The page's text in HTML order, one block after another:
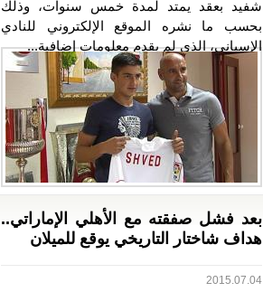
شفيد بعقد يمتد لمدة خمس سنوات، وذلك
بحسب ما نشره الموقع الإلكتروني للنادي
الإسباني، الذي لم يقدم معلومات إضافية...
بعد فشل صفقته مع الأهلي الإماراتي..
هداف شاختار التاريخي يوقع للميلان
2015.07.04